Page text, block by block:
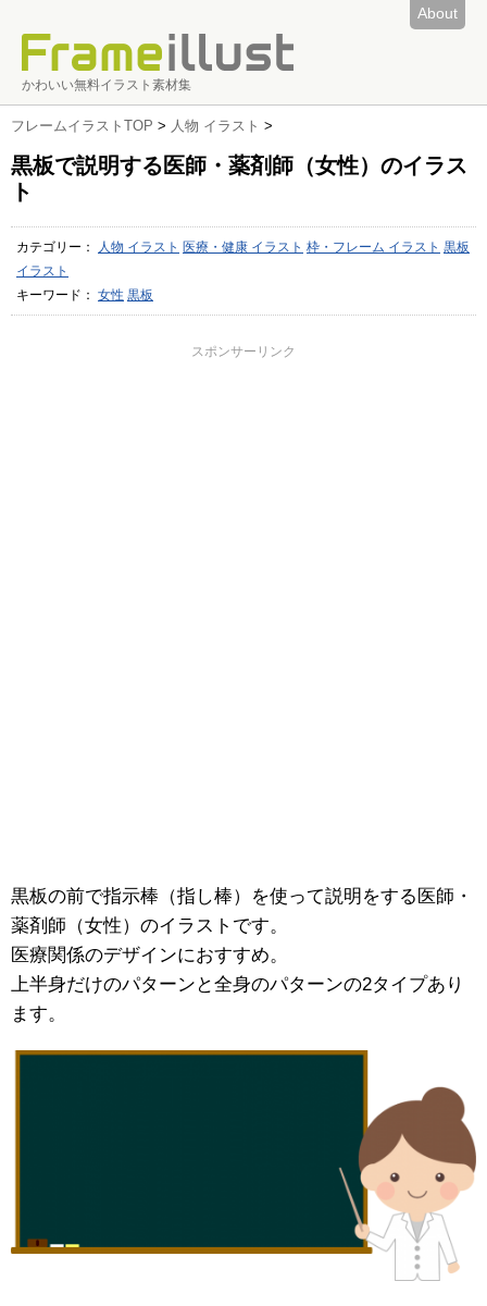
About
かわいい無料イラスト素材集
フレームイラストTOP > 人物 イラスト >
黒板で説明する医師・薬剤師（女性）のイラス
ト
カテゴリー： 人物 イラスト 医療・健康 イラスト 枠・フレーム イラスト 黒板
イラスト
キーワード： 女性 黒板
スポンサーリンク
黒板の前で指示棒（指し棒）を使って説明をする医師・
薬剤師（女性）のイラストです。
医療関係のデザインにおすすめ。
上半身だけのパターンと全身のパターンの2タイプあり
ます。